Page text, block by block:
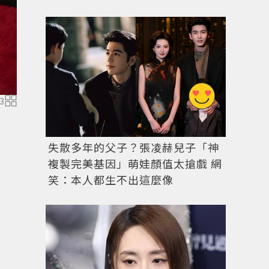
3
失散多年的父子？張凌赫兒子「神
複製完美基因」萌娃顏值太搶戲 網
笑：本人都生不出這麼像